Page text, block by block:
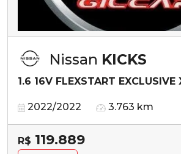
Nissan KICKS
1.6 16V FLEXSTART EXCLUSIVE
2022/2022 3.763 km
R$ 119.889